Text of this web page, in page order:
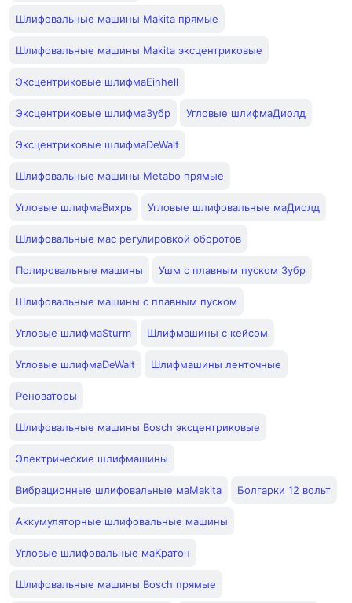
Шлифовальные машины Makita прямые
Шлифовальные машины Makita эксцентриковые
Эксцентриковые шлифмаEinhell
Эксцентриковые шлифмаЗубр Угловые шлифмаДиолд
Эксцентриковые шлифмаDeWalt
Шлифовальные машины Metabo прямые
Угловые шлифмаВихрь Угловые шлифовальные маДиолд
Шлифовальные мас регулировкой оборотов
Полировальные машины Ушм с плавным пуском Зубр
Шлифовальные машины с плавным пуском
Угловые шлифмаSturm Шлифмашины с кейсом
Угловые шлифмаDeWalt Шлифмашины ленточные
Реноваторы
Шлифовальные машины Bosch эксцентриковые
Электрические шлифмашины
Вибрационные шлифовальные маMakita Болгарки 12 вольт
Аккумуляторные шлифовальные машины
Угловые шлифовальные маКратон
Шлифовальные машины Bosch прямые